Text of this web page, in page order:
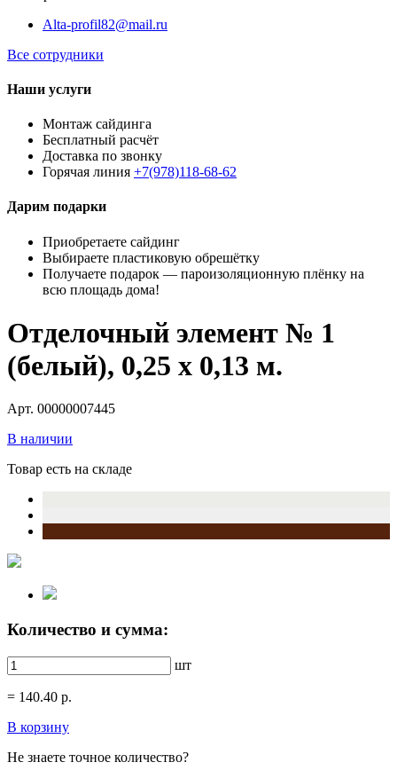
Alta-profil82@mail.ru
Все сотрудники
Наши услуги
Монтаж сайдинга
Бесплатный расчёт
Доставка по звонку
Горячая линия +7(978)118-68-62
Дарим подарки
Приобретаете сайдинг
Выбираете пластиковую обрешётку
Получаете подарок — пароизоляционную плёнку на
всю площадь дома!
Отделочный элемент № 1
(белый), 0,25 х 0,13 м.
Арт. 00000007445
В наличии
Товар есть на складе
Количество и сумма:
шт
= 140.40 р.
В корзину
Не знаете точное количество?